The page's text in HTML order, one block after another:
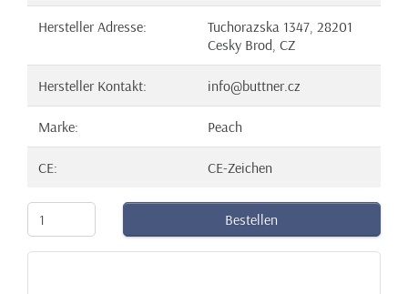
Hersteller Adresse:
Tuchorazska 1347, 28201
Cesky Brod, CZ
Hersteller Kontakt: info@buttner.cz
Marke: Peach
CE: CE-Zeichen
Bestellen